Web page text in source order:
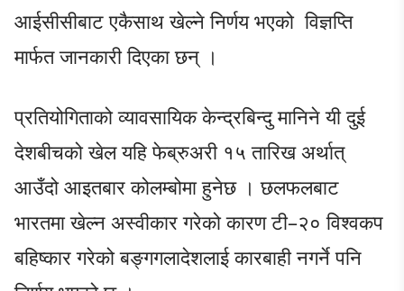
आईसीसीबाट एकैसाथ खेल्ने निर्णय भएको विज्ञप्ति
मार्फत जानकारी दिएका छन् ।
प्रतियोगिताको व्यावसायिक केन्द्रबिन्दु मानिने यी दुई
देशबीचको खेल यहि फेब्रुअरी १५ तारिख अर्थात्
आउँदो आइतबार कोलम्बोमा हुनेछ । छलफलबाट
भारतमा खेल्न अस्वीकार गरेको कारण टी–२० विश्वकप
बहिष्कार गरेको बङ्गगलादेशलाई कारबाही नगर्ने पनि